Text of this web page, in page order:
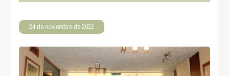
24 de noviembre de 2022